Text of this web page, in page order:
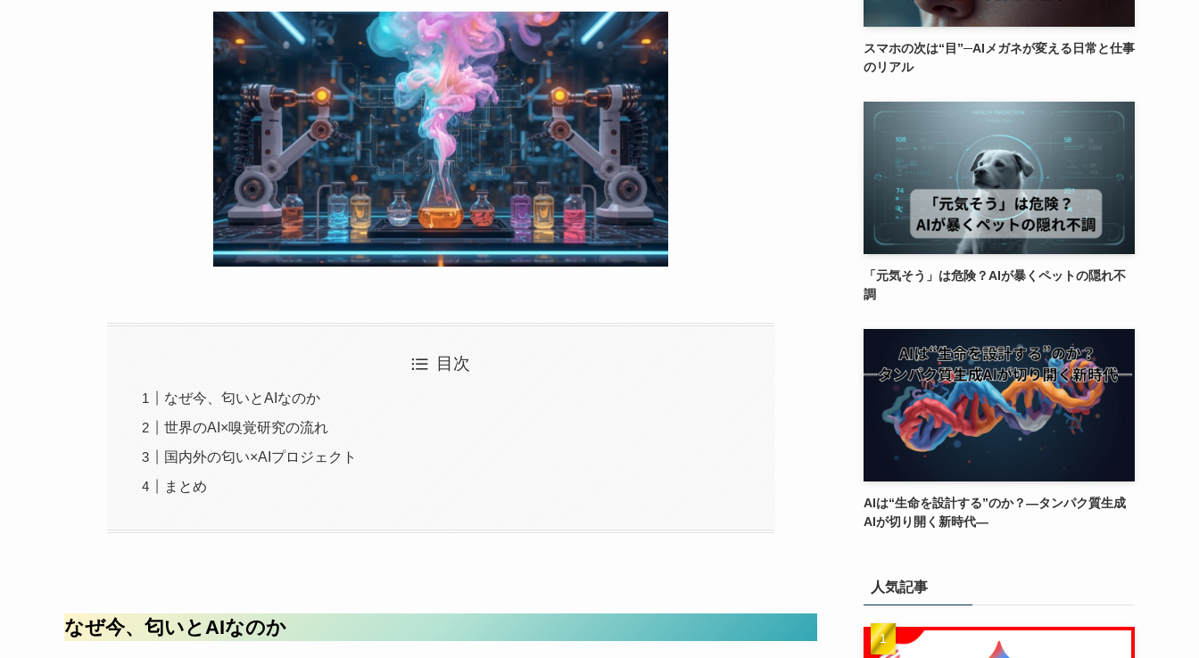
目次
なぜ今、匂いとAIなのか
世界のAI×嗅覚研究の流れ
国内外の匂い×AIプロジェクト
まとめ
なぜ今、匂いとAIなのか
スマホの次は“目”─AIメガネが変える日常と仕事
のリアル
「元気そう」は危険？AIが暴くペットの隠れ不
調
AIは“生命を設計する”のか？―タンパク質生成
AIが切り開く新時代―
人気記事